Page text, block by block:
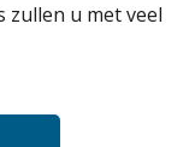
zullen u met veel